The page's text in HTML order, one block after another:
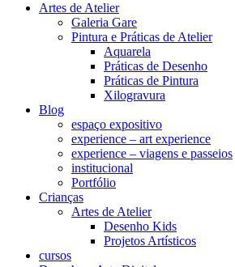
Artes de Atelier
Galeria Gare
Pintura e Práticas de Atelier
Aquarela
Práticas de Desenho
Práticas de Pintura
Xilogravura
Blog
espaço expositivo
experience – art experience
experience – viagens e passeios
institucional
Portfólio
Crianças
Artes de Atelier
Desenho Kids
Projetos Artísticos
cursos